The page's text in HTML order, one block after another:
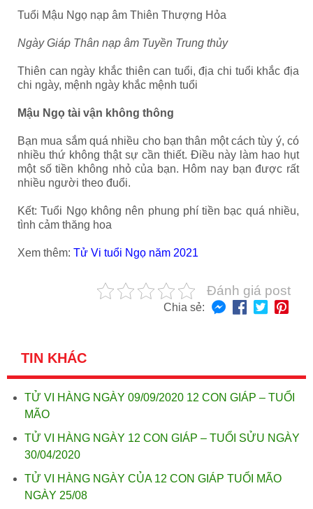
Tuổi Mậu Ngọ nạp âm Thiên Thượng Hỏa
Ngày Giáp Thân nạp âm Tuyền Trung thủy
Thiên can ngày khắc thiên can tuổi, địa chi tuổi khắc địa
chi ngày, mệnh ngày khắc mệnh tuổi
Mậu Ngọ tài vận không thông
Bạn mua sắm quá nhiều cho bạn thân một cách tùy ý, có
nhiều thứ không thật sự cần thiết. Điều này làm hao hụt
một số tiền không nhỏ của bạn. Hôm nay bạn được rất
nhiều người theo đuổi.
Kết: Tuổi Ngọ không nên phung phí tiền bạc quá nhiều,
tình cảm thăng hoa
Xem thêm: Tử Vi tuổi Ngọ năm 2021
Đánh giá post
Chia sẻ:
TIN KHÁC
TỬ VI HÀNG NGÀY 09/09/2020 12 CON GIÁP – TUỔI
MÃO
TỬ VI HÀNG NGÀY 12 CON GIÁP – TUỔI SỬU NGÀY
30/04/2020
TỬ VI HÀNG NGÀY CỦA 12 CON GIÁP TUỔI MÃO
NGÀY 25/08